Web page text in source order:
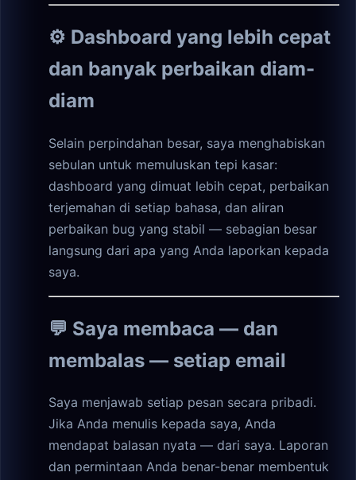
⚙️ Dashboard yang lebih cepat
dan banyak perbaikan diam-
diam
Selain perpindahan besar, saya menghabiskan
sebulan untuk memuluskan tepi kasar:
dashboard yang dimuat lebih cepat, perbaikan
terjemahan di setiap bahasa, dan aliran
perbaikan bug yang stabil — sebagian besar
langsung dari apa yang Anda laporkan kepada
saya.
💬 Saya membaca — dan
membalas — setiap email
Saya menjawab setiap pesan secara pribadi.
Jika Anda menulis kepada saya, Anda
mendapat balasan nyata — dari saya. Laporan
dan permintaan Anda benar-benar membentuk